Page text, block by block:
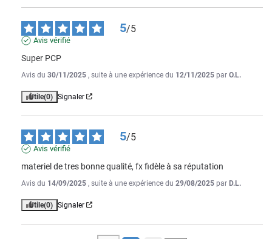
5/5
Avis vérifié
Super PCP
Avis du 30/11/2025 , suite à une expérience du 12/11/2025 par O.L.
Utile(0) Signaler
5/5
Avis vérifié
materiel de tres bonne qualité, fx fidèle à sa réputation
Avis du 14/09/2025 , suite à une expérience du 29/08/2025 par D.L.
Utile(0) Signaler